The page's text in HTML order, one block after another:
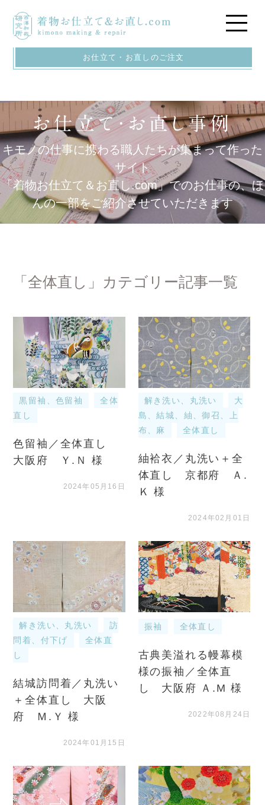
お仕立て・お直しのご注文
キモノの仕事に携わる職人たちが集まって作った
サイト
「着物お仕立て＆お直し.com」でのお仕事の、ほ
んの一部をご紹介させていただきます
「全体直し」カテゴリー記事一覧
黒留袖、色留袖
全体
直し
色留袖／全体直し
大阪府 Ｙ.Ｎ 様
2024年05月16日
解き洗い、丸洗い
大
島、結城、紬、御召、上
布、麻
全体直し
紬袷衣／丸洗い＋全
体直し 京都府 Ａ.
Ｋ 様
2024年02月01日
解き洗い、丸洗い
訪
問着、付下げ
全体直
し
結城訪問着／丸洗い
＋全体直し 大阪
府 Ｍ.Ｙ 様
2024年01月15日
振袖 全体直し
古典美溢れる幔幕模
様の振袖／全体直
し 大阪府 Ａ.М 様
2022年08月24日